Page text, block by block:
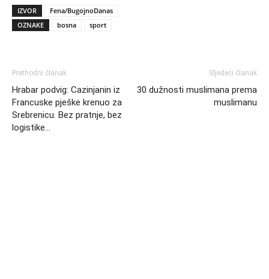
IZVOR
Fena/BugojnoDanas
OZNAKE
bosna sport
Prethodni članak
Hrabar podvig: Cazinjanin iz
Francuske pješke krenuo za
Srebrenicu. Bez pratnje, bez
logistike…
Sljedeći članak
30 dužnosti muslimana prema
muslimanu